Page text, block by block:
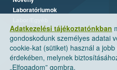
Adatkezelési tájékoztatónkban
gondoskodunk személyes adatai
cookie-kat (sütiket) használ a
érdekében, melynek
„Elfogadom” gombra.
Laboratóriumok